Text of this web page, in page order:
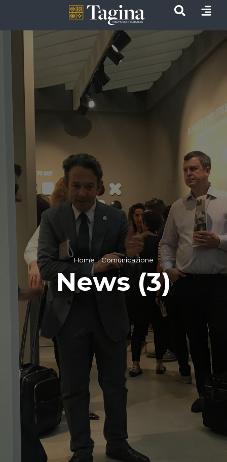
Home Comunicazione
News (3)